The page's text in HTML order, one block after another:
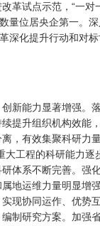
革试点示范，“一对
量位居央企第一。
深化提升行动和对
能力显著增强。
提升组织机构效能
，有效集聚科研力
大工程的科研能力
体系不断完善。强
地运维力量明显增
现协同运作、优势
制研究方案。加强